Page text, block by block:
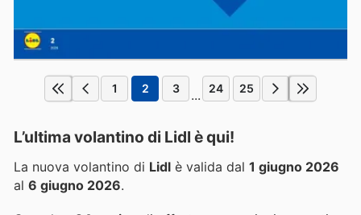
1 2 3 ... 24 25
L’ultima volantino di Lidl è qui!
La nuova volantino di Lidl è valida dal 1 giugno 2026
al 6 giugno 2026.